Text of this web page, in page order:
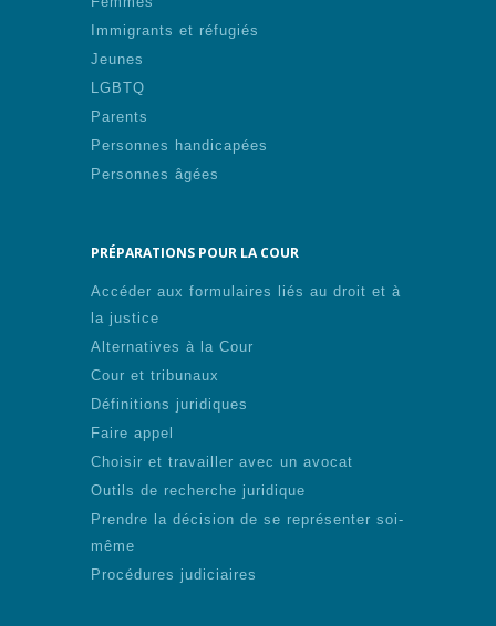
Immigrants et réfugiés
Jeunes
LGBTQ
Parents
Personnes handicapées
Personnes âgées
PRÉPARATIONS POUR LA COUR
Accéder aux formulaires liés au droit et à
la justice
Alternatives à la Cour
Cour et tribunaux
Définitions juridiques
Faire appel
Choisir et travailler avec un avocat
Outils de recherche juridique
Prendre la décision de se représenter soi-
même
Procédures judiciaires